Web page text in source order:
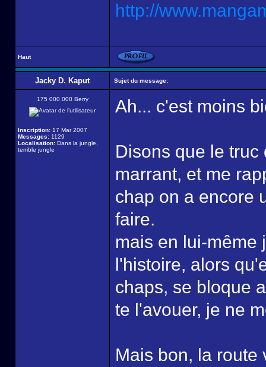
http://
Haut
Jacky D. Kaput Sujet du message:
175 000 000 Berry
Inscription: 17 Mar 2007
Messages: 1129
Localisation: Dans la jungle,
terrible jungle
Ah... c'est moins
Disons que le truc
marrant, et me
chap on a encore
faire.
mais en lui-même
l'histoire, alors
chaps, se bloque
te l'avouer, je ne
Mais bon, la route